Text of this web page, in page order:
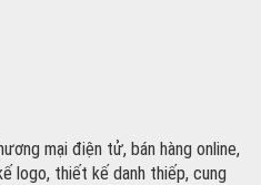
mại điện tử, bán hàng online,
logo, thiết kế danh thiếp, cung